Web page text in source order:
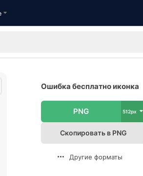
Ошибка бесплатно иконка
PNG 512px
Скопировать в PNG
Другие форматы